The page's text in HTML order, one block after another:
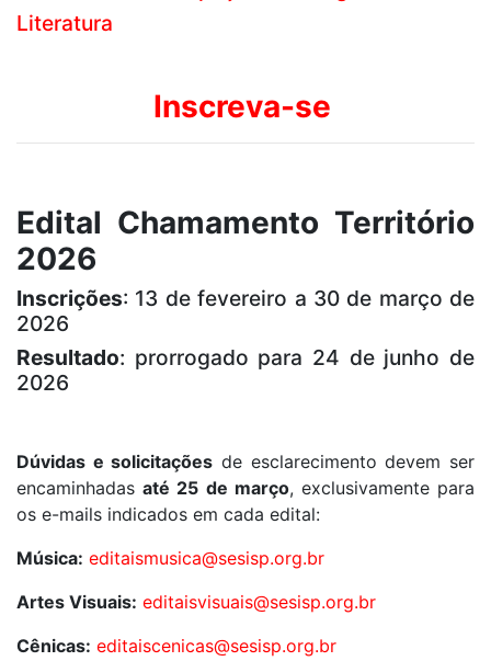
Literatura
Inscreva-se
Edital Chamamento Território
2026
Inscrições: 13 de fevereiro a 30 de março de
2026
Resultado: prorrogado para 24 de junho de
2026
Dúvidas e solicitações de esclarecimento devem ser
encaminhadasaté 25 de março, exclusivamente para
os e-mails indicados em cada edital:
Música: editaismusica@sesisp.org.br
Artes Visuais: editaisvisuais@sesisp.org.br
Cênicas: editaiscenicas@sesisp.org.br